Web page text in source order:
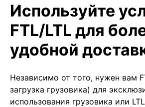
Используйте
FTL/LTL для
удобной
Независимо от того, нужен вам
загрузка грузовика) для
использования грузовика или